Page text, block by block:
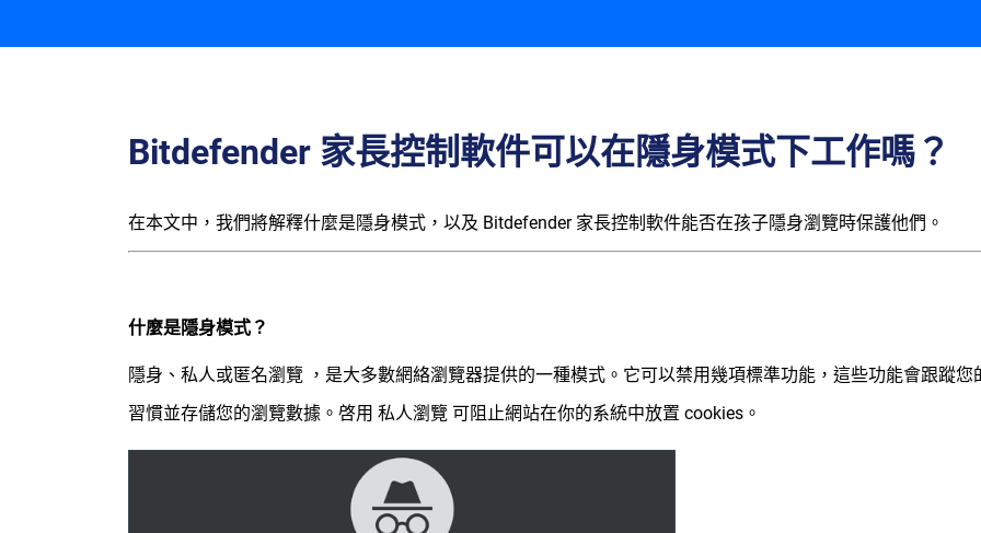
Bitdefender 家長控制軟件可以在隱身模式下工作嗎？
在本文中，我們將解釋什麼是隱身模式，以及 Bitdefender 家長控制軟件能否在孩子隱身瀏覽時保護他們。
什麼是隱身模式？
隱身、私人或匿名瀏覽 ，是大多數網絡瀏覽器提供的一種模式。它可以禁用幾項標準功能，這些功能會跟蹤您
習慣並存儲您的瀏覽數據。啓用 私人瀏覽 可阻止網站在你的系統中放置 cookies 。